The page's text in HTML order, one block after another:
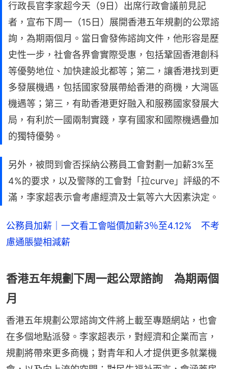
行政長官李家超今天（9日）出席行政會議前見記
者，宣布下周一（15日）展開香港五年規劃的公眾諮
詢，為期兩個月。當日會發佈諮詢文件，他形容是歷
史性一步，社會各界會實際受惠，包括鞏固香港創科
等優勢地位、加快建設北都等；第二，讓香港找到更
多發展機遇，包括國家發展帶給香港的商機，大灣區
機遇等；第三，有助香港更好融入和服務國家發展大
局，有利於一國兩制實踐，享有國家和國際機遇疊加
的獨特優勢。
另外，被問到會否採納公務員工會對劃一加薪3%至
4%的要求，以及警隊的工會對「拉curve」評級的不
滿，李家超表示會考慮經濟及士氣等六大因素決定。
公務員加薪｜一文看工會嗌價加薪3％至4.12% 不考
慮通脹變相減薪
香港五年規劃下周一起公眾諮詢 為期兩個
月
香港五年規劃公眾諮詢文件將上載至專題網站，也會
在多個地點派發。李家超表示，對經濟和企業而言，
規劃將帶來更多商機；對青年和人才提供更多就業機